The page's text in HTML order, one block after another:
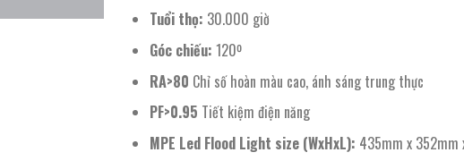
Tuổi thọ: 30.000 giờ
Góc chiếu: 120º
RA>80 Chỉ số hoàn màu cao, ánh sáng trung thực
PF>0.95 Tiết kiệm điện năng
MPE Led Flood Light size (WxHxL): 435mm x 352mm